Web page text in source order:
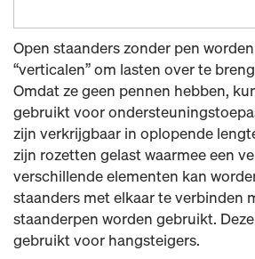
Open staanders zonder pen
“verticalen” om lasten over te
Omdat ze geen pennen hebben,
gebruikt voor
zijn verkrijgbaar in oplopende
zijn rozetten gelast waarmee een
verschillende elementen kan
staanders met elkaar te verbinden
staanderpen worden gebruikt.
gebruikt voor hangsteigers.